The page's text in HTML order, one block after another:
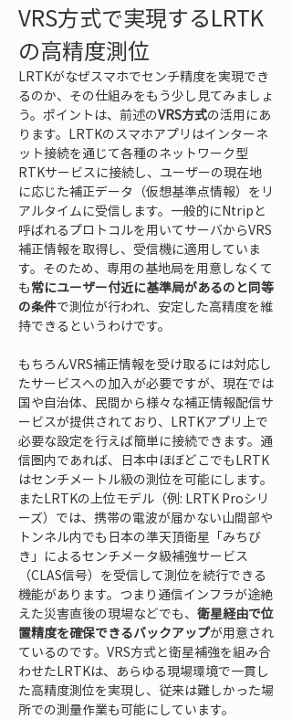
VRS方式で実現するLRTK
の高精度測位
LRTKがなぜスマホでセンチ精度を実現でき
るのか、その仕組みをもう少し見てみましょ
う。ポイントは、前述のVRS方式の活用にあ
ります。LRTKのスマホアプリはインターネ
ット接続を通じて各種のネットワーク型
RTKサービスに接続し、ユーザーの現在地
に応じた補正データ（仮想基準点情報）をリ
アルタイムに受信します。一般的にNtripと
呼ばれるプロトコルを用いてサーバからVRS
補正情報を取得し、受信機に適用していま
す。そのため、専用の基地局を用意しなくて
も常にユーザー付近に基準局があるのと同等
の条件で測位が行われ、安定した高精度を維
持できるというわけです。
もちろんVRS補正情報を受け取るには対応し
たサービスへの加入が必要ですが、現在では
国や自治体、民間から様々な補正情報配信サ
ービスが提供されており、LRTKアプリ上で
必要な設定を行えば簡単に接続できます。通
信圏内であれば、日本中ほぼどこでもLRTK
はセンチメートル級の測位を可能にします。
またLRTKの上位モデル（例: LRTK Proシリ
ーズ）では、携帯の電波が届かない山間部や
トンネル内でも日本の準天頂衛星「みちび
き」によるセンチメータ級補強サービス
（CLAS信号）を受信して測位を続行できる
機能があります。つまり通信インフラが途絶
えた災害直後の現場などでも、 衛星経由で位
置精度を確保できるバックアップが用意され
ているのです。VRS方式と衛星補強を組み合
わせたLRTKは、あらゆる現場環境で一貫し
た高精度測位を実現し、従来は難しかった場
所での測量作業も可能にしています。